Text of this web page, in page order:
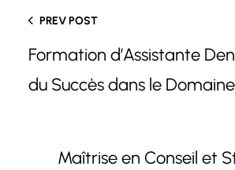
PREV POST
Formation d’Assistante
du Succès dans le
Maîtrise en Conseil et